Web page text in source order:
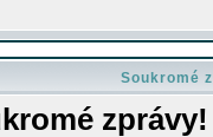
Soukromé
zprávy!